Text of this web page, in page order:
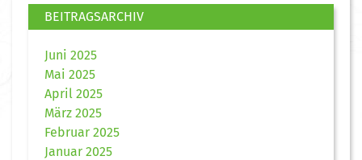
BEITRAGSARCHIV
Juni 2025
Mai 2025
April 2025
März 2025
Februar 2025
Januar 2025